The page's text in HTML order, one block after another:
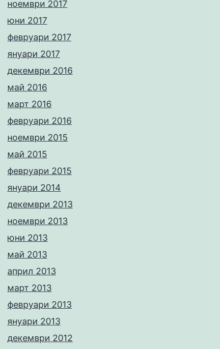
ноември 2017
юни 2017
февруари 2017
януари 2017
декември 2016
май 2016
март 2016
февруари 2016
ноември 2015
май 2015
февруари 2015
януари 2014
декември 2013
ноември 2013
юни 2013
май 2013
април 2013
март 2013
февруари 2013
януари 2013
декември 2012